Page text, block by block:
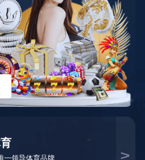
电厂电站 其他项目
CASE